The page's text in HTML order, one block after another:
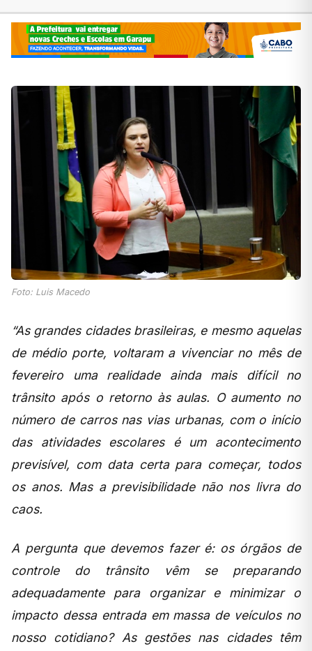
Foto: Luis Macedo
“As grandes cidades brasileiras, e mesmo aquelas
de médio porte, voltaram a vivenciar no mês de
fevereiro uma realidade ainda mais difícil no
trânsito após o retorno às aulas. O aumento no
número de carros nas vias urbanas, com o início
das atividades escolares é um acontecimento
previsível, com data certa para começar, todos
os anos. Mas a previsibilidade não nos livra do
caos.
A pergunta que devemos fazer é: os órgãos de
controle do trânsito vêm se preparando
adequadamente para organizar e minimizar o
impacto dessa entrada em massa de veículos no
nosso cotidiano? As gestões nas cidades têm